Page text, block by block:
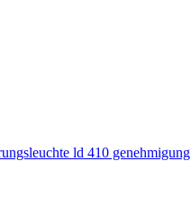
ld 410 genehmigung